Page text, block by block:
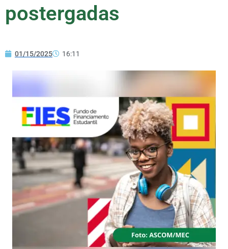
postergadas
01/15/2025 16:11